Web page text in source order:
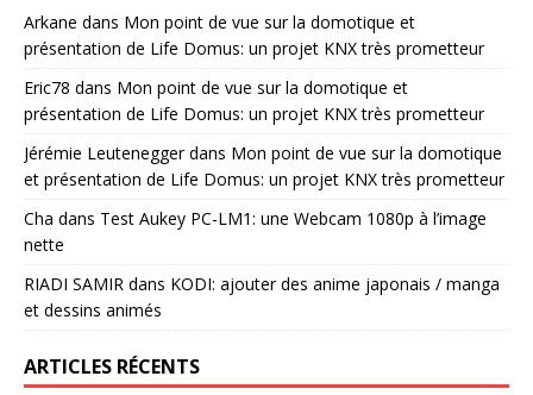
Arkane dans Mon point de vue sur la domotique et
présentation de Life Domus: un projet KNX très prometteur
Eric78 dans Mon point de vue sur la domotique et
présentation de Life Domus: un projet KNX très prometteur
Jérémie Leuteneggerdans Mon point de vue sur la domotique
et présentation de Life Domus: un projet KNX très prometteur
Cha dans Test Aukey PC-LM1: une Webcam 1080p à l’image
nette
RIADI SAMIR dans KODI: ajouter des anime japonais / manga
et dessins animés
ARTICLES RÉCENTS